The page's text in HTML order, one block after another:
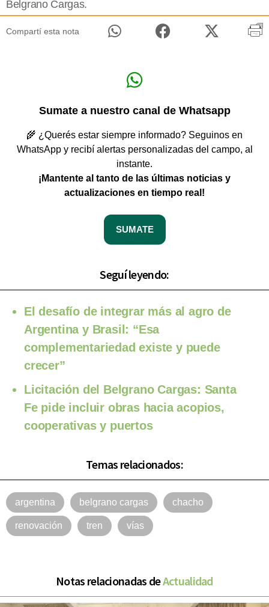
Belgrano Cargas.
Compartí esta nota
Sumate a nuestro canal de Whatsapp
🌾 ¿Querés estar siempre informado? Seguinos en
WhatsApp y recibí alertas personalizadas del campo, al
instante.
¡Mantente al tanto de las últimas noticias y
actualizaciones en tiempo real!
SUMATE
Seguí leyendo:
El desafío de integrar más al agro de
Argentina y Brasil: “Esa
complementariedad existe y puede
crecer”
Licitación del Belgrano Cargas: Santa
Fe pide incluir obras hacia acopios,
cooperativas y puertos
Temas relacionados:
argentina belgrano cargas chacho
renovación tren vías
Notas relacionadas deActualidad